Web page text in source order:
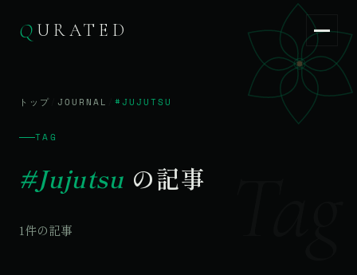
Q URATED
QURATED EN
トップ JOURNAL #JUJUTSU
TAG
#Jujutsu の記事
1件の記事